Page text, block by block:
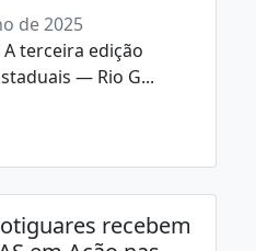
de 2025
terceira edição
— Rio G...
recebem